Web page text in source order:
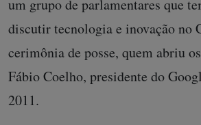
um grupo de parlamentares que
discutir tecnologia e inovação no
cerimônia de posse, quem abriu
Fábio Coelho, presidente do
2011.